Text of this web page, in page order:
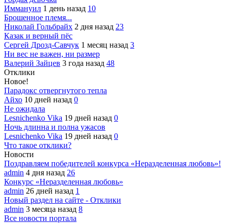
Иммануил 1 день назад 10
Брошенное племя...
Николай Гольбрайх 2 дня назад 23
Казак и верный пёс
Сергей Дрозд-Савчук 1 месяц назад 3
Ни вес не важен, ни размер
Валерий Зайцев 3 года назад 48
Отклики
Новое!
Парадокс отвергнутого тепла
Айхо 10 дней назад 0
Не ожидала
Lesnichenko Vika 19 дней назад 0
Ночь длинна и полна ужасов
Lesnichenko Vika 19 дней назад 0
Что такое отклики?
Новости
Поздравляем победителей конкурса «Неразделенная любовь»!
admin 4 дня назад 26
Конкурс «Неразделенная любовь»
admin 26 дней назад 1
Новый раздел на сайте - Отклики
admin 3 месяца назад 8
Все новости портала